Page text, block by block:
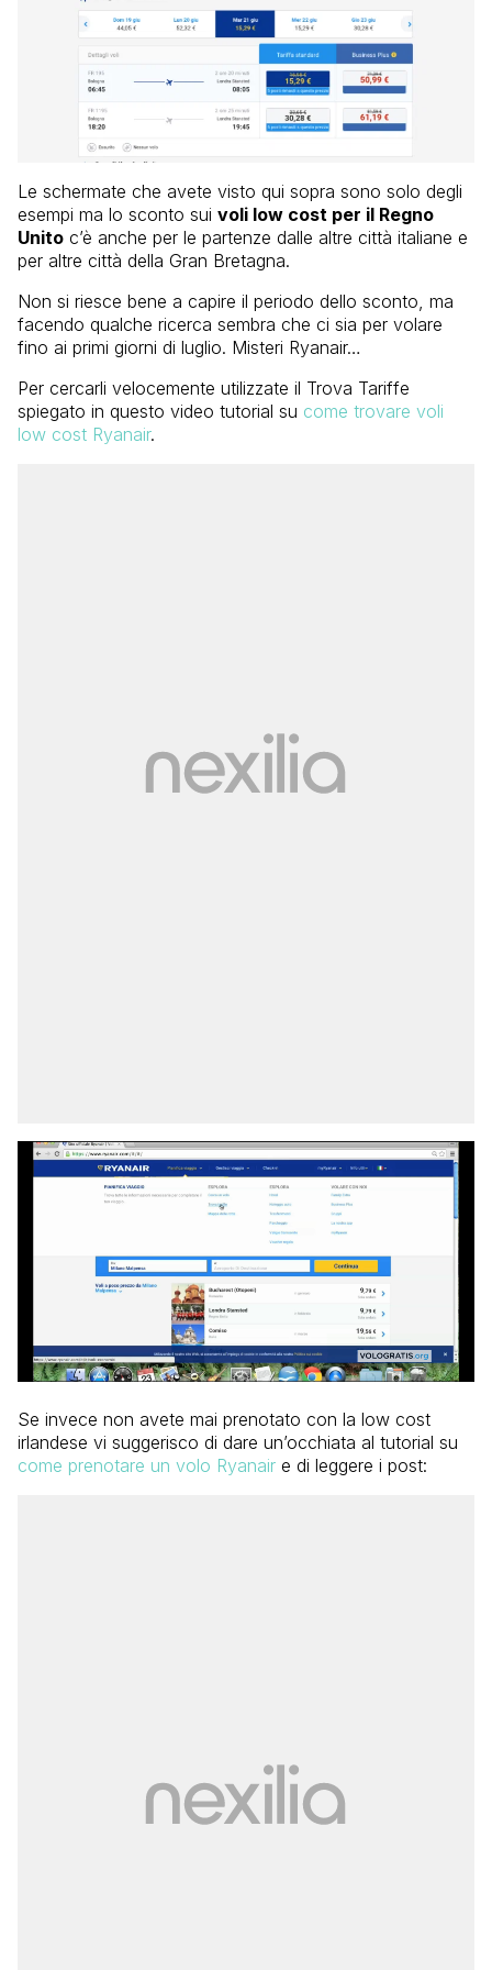
Le schermate che avete visto qui sopra sono solo degli
esempi ma lo sconto sui voli low cost per il Regno
Unito c’è anche per le partenze dalle altre città italiane e
per altre città della Gran Bretagna.
Non si riesce bene a capire il periodo dello sconto, ma
facendo qualche ricerca sembra che ci sia per volare
fino ai primi giorni di luglio. Misteri Ryanair…
Per cercarli velocemente utilizzate il Trova Tariffe
spiegato in questo video tutorial su come trovare voli
low cost Ryanair.
Se invece non avete mai prenotato con la low cost
irlandese vi suggerisco di dare un’occhiata al tutorial su
come prenotare un volo Ryanair e di leggere i post: